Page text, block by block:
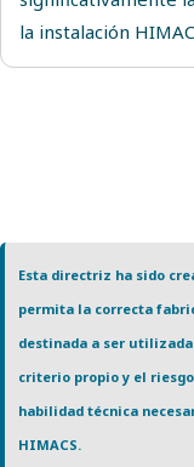
la instalación
Esta directriz ha sido
permita la correcta
destinada a ser
criterio propio y el
habilidad técnica
HIMACS.